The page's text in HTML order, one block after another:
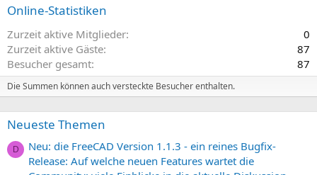
Online-Statistiken
Zurzeit aktive Mitglieder
0
Zurzeit aktive Gäste
87
Besucher gesamt
87
Die Summen können auch versteckte Besucher enthalten.
Neueste Themen
D
Neu: die FreeCAD Version 1.1.3 - ein reines Bugfix-
Release: Auf welche neuen Features wartet die